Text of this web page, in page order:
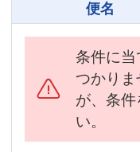
便名
条件に
つかり
が、条
い。